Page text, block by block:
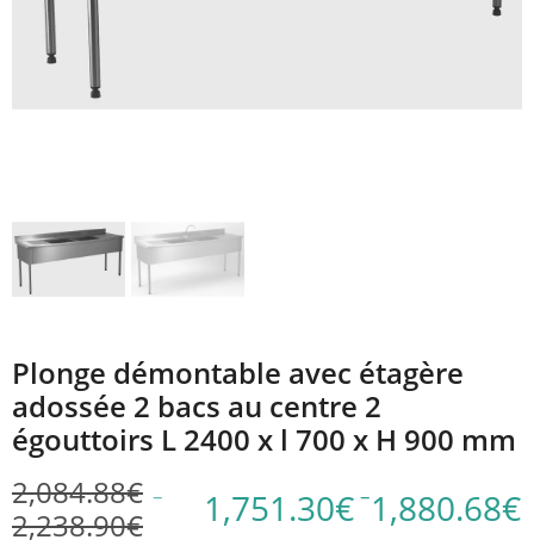
Plonge démontable avec étagère
adossée 2 bacs au centre 2
égouttoirs L 2400 x l 700 x H 900 mm
2,084.88€ –
2,238.90€Plage
1,751.30€ –1,880.68€
Plage